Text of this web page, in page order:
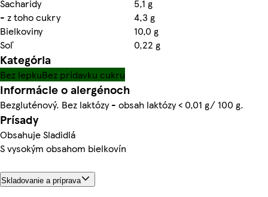
Sacharidy
5,1 g
- z toho cukry
4,3 g
Bielkoviny
10,0 g
Soľ
0,22 g
Kategória
Bez lepkuBez prídavku cukru
Informácie o alergénoch
Bezgluténový. Bez laktózy - obsah laktózy < 0,01 g/ 100 g.
Prísady
Obsahuje Sladidlá
S vysokým obsahom bielkovín
Skladovanie a príprava